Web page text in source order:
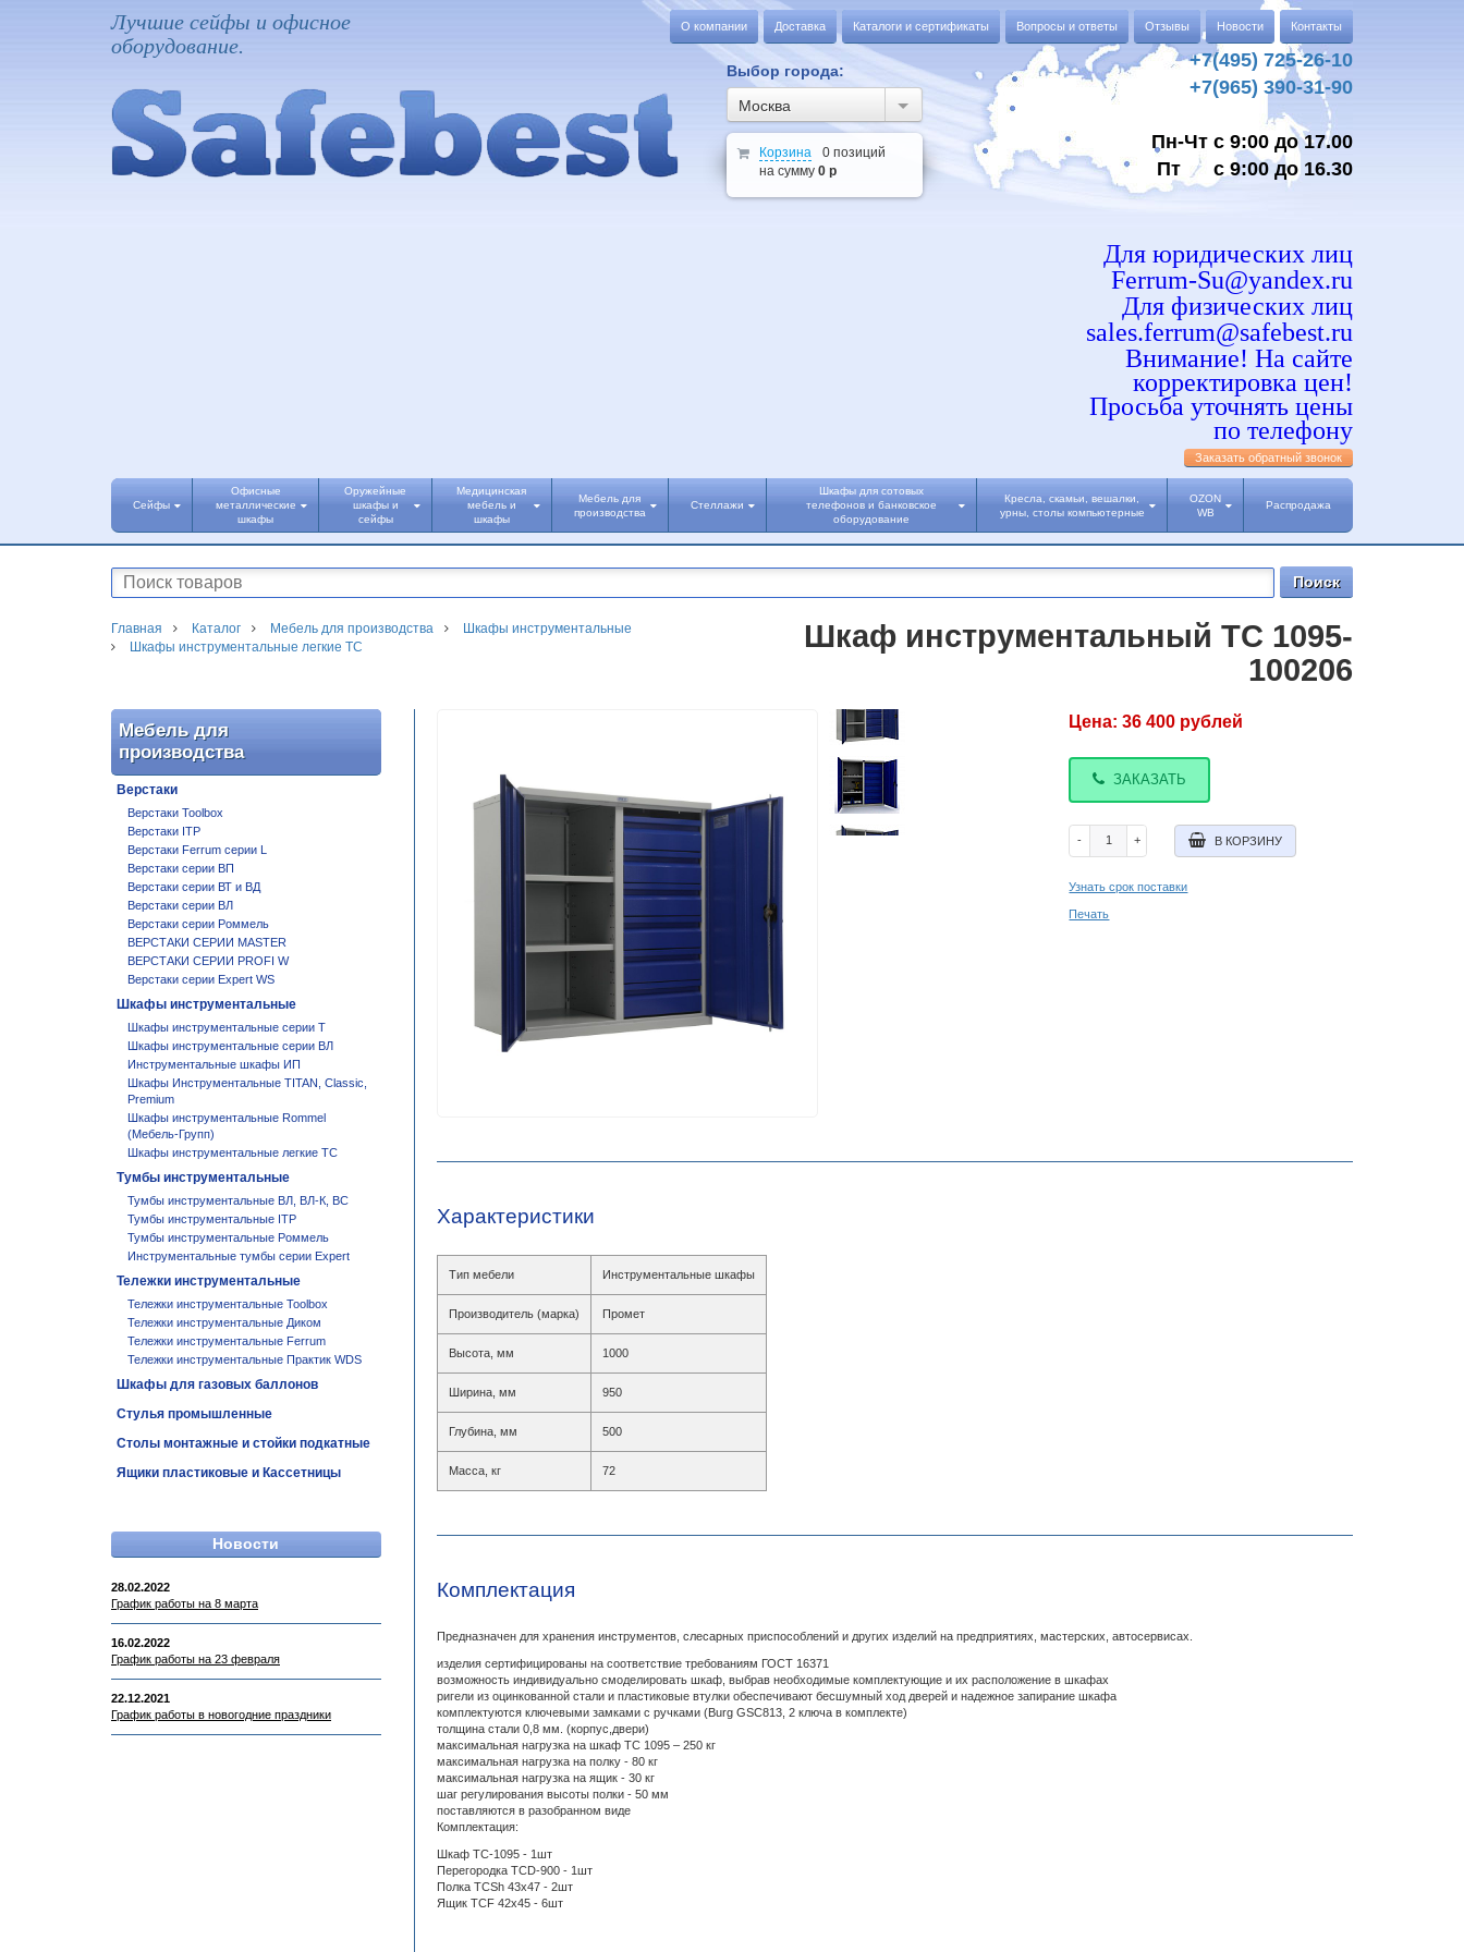
Лучшие сейфы и офисное
оборудование.
О компании Доставка Каталоги и сертификаты Вопросы и ответы Отзывы Новости Контакты
Выбор города:
Москва
Корзина
0 позиций
на сумму 0 р
+7(495) 725-26-10
+7(965) 390-31-90
Пн-Чт с 9:00 до 17.00
Пт с 9:00 до 16.30
Для юридических лиц
Ferrum-Su@yandex.ru
Для физических лиц
sales.ferrum@safebest.ru
Внимание! На сайте
корректировка цен!
Просьба уточнять цены
по телефону
Заказать обратный звонок
Сейфы
Офисные
металлические
шкафы
Оружейные
шкафы и
сейфы
Медицинская
мебель и
шкафы
Мебель для
производства
Стеллажи
Шкафы для сотовых
телефонов и банковское
оборудование
Кресла, скамьи, вешалки,
урны, столы компьютерные
OZON
WB
Распродажа
Главная Каталог Мебель для производства
Шкафы инструментальные
Шкафы инструментальные легкие ТС
Шкаф инструментальный TC 1095-
100206
Мебель для
производства
Верстаки
Верстаки Toolbox
Верстаки ITP
Верстаки Ferrum серии L
Верстаки серии ВП
Верстаки серии ВТ и ВД
Верстаки серии ВЛ
Верстаки серии Роммель
ВЕРСТАКИ СЕРИИ MASTER
ВЕРСТАКИ СЕРИИ PROFI W
Верстаки серии Expert WS
Шкафы инструментальные
Шкафы инструментальные серии T
Шкафы инструментальные серии ВЛ
Инструментальные шкафы ИП
Шкафы Инструментальные TITAN, Classic,
Premium
Шкафы инструментальные Rommel
(Мебель-Групп)
Шкафы инструментальные легкие ТС
Тумбы инструментальные
Тумбы инструментальные ВЛ, ВЛ-К, ВС
Тумбы инструментальные ITP
Тумбы инструментальные Роммель
Инструментальные тумбы серии Expert
Тележки инструментальные
Тележки инструментальные Toolbox
Тележки инструментальные Диком
Тележки инструментальные Ferrum
Тележки инструментальные Практик WDS
Шкафы для газовых баллонов
Стулья промышленные
Столы монтажные и стойки подкатные
Ящики пластиковые и Кассетницы
Новости
28.02.2022
График работы на 8 марта
16.02.2022
График работы на 23 февраля
22.12.2021
График работы в новогодние праздники
Цена:36 400 рублей
ЗАКАЗАТЬ
- + В КОРЗИНУ
Узнать срок поставки
Печать
Характеристики
Тип мебели Инструментальные шкафы
Производитель (марка) Промет
Высота, мм 1000
Ширина, мм 950
Глубина, мм 500
Масса, кг 72
Комплектация
Предназначен для хранения инструментов, слесарных приспособлений и других изделий на предприятиях, мастерских, автосервисах.
изделия сертифицированы на соответствие требованиям ГОСТ 16371
возможность индивидуально смоделировать шкаф, выбрав необходимые комплектующие и их расположение в шкафах
ригели из оцинкованной стали и пластиковые втулки обеспечивают бесшумный ход дверей и надежное запирание шкафа
комплектуются ключевыми замками с ручками (Burg GSC813, 2 ключа в комплекте)
толщина стали 0,8 мм. (корпус,двери)
максимальная нагрузка на шкаф ТС 1095 – 250 кг
максимальная нагрузка на полку - 80 кг
максимальная нагрузка на ящик - 30 кг
шаг регулирования высоты полки - 50 мм
поставляются в разобранном виде
Комплектация:
Шкаф TC-1095 - 1шт
Перегородка TCD-900 - 1шт
Полка TCSh 43х47 - 2шт
Ящик TCF 42x45 - 6шт